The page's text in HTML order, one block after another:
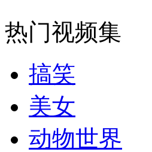
热门视频集
搞笑
美女
动物世界